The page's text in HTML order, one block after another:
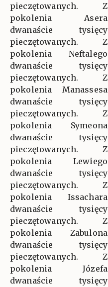
pieczętowanych. Z
pokolenia Asera
dwanaście tysięcy
pieczętowanych. Z
pokolenia Neftalego
dwanaście tysięcy
pieczętowanych. Z
pokolenia Manassesa
dwanaście tysięcy
pieczętowanych. Z
pokolenia Symeona
dwanaście tysięcy
pieczętowanych. Z
pokolenia Lewiego
dwanaście tysięcy
pieczętowanych. Z
pokolenia Issachara
dwanaście tysięcy
pieczętowanych. Z
pokolenia Zabulona
dwanaście tysięcy
pieczętowanych. Z
pokolenia Józefa
dwanaście tysięcy